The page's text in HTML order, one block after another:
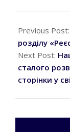
05-
07
Previous Post:
розділу
Next Post:
сталого
сторінки у